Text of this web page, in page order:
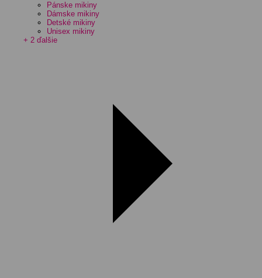
Pánske mikiny
Dámske mikiny
Detské mikiny
Unisex mikiny
+ 2 ďalšie